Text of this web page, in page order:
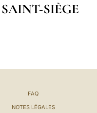
SAINT-SIÈGE
FAQ
NOTES LÉGALES